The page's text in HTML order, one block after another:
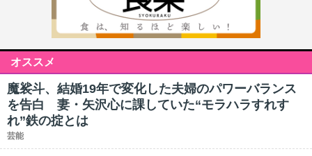
オススメ
魔裟斗、結婚19年で変化した夫婦のパワーバランス
を告白 妻・矢沢心に課していた“モラハラすれす
れ”鉄の掟とは
芸能